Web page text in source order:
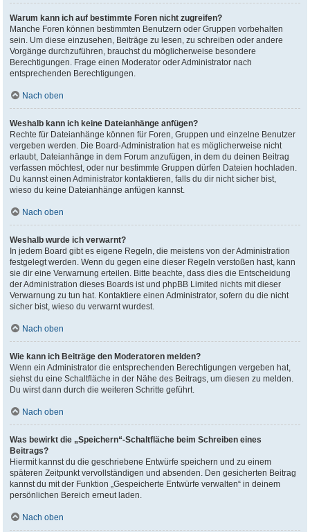
Warum kann ich auf bestimmte Foren nicht zugreifen?
Manche Foren können bestimmten Benutzern oder Gruppen vorbehalten
sein. Um diese einzusehen, Beiträge zu lesen, zu schreiben oder andere
Vorgänge durchzuführen, brauchst du möglicherweise besondere
Berechtigungen. Frage einen Moderator oder Administrator nach
entsprechenden Berechtigungen.
Nach oben
Weshalb kann ich keine Dateianhänge anfügen?
Rechte für Dateianhänge können für Foren, Gruppen und einzelne Benutzer
vergeben werden. Die Board-Administration hat es möglicherweise nicht
erlaubt, Dateianhänge in dem Forum anzufügen, in dem du deinen Beitrag
verfassen möchtest, oder nur bestimmte Gruppen dürfen Dateien hochladen.
Du kannst einen Administrator kontaktieren, falls du dir nicht sicher bist,
wieso du keine Dateianhänge anfügen kannst.
Nach oben
Weshalb wurde ich verwarnt?
In jedem Board gibt es eigene Regeln, die meistens von der Administration
festgelegt werden. Wenn du gegen eine dieser Regeln verstoßen hast, kann
sie dir eine Verwarnung erteilen. Bitte beachte, dass dies die Entscheidung
der Administration dieses Boards ist und phpBB Limited nichts mit dieser
Verwarnung zu tun hat. Kontaktiere einen Administrator, sofern du die nicht
sicher bist, wieso du verwarnt wurdest.
Nach oben
Wie kann ich Beiträge den Moderatoren melden?
Wenn ein Administrator die entsprechenden Berechtigungen vergeben hat,
siehst du eine Schaltfläche in der Nähe des Beitrags, um diesen zu melden.
Du wirst dann durch die weiteren Schritte geführt.
Nach oben
Was bewirkt die „Speichern“-Schaltfläche beim Schreiben eines
Beitrags?
Hiermit kannst du die geschriebene Entwürfe speichern und zu einem
späteren Zeitpunkt vervollständigen und absenden. Den gesicherten Beitrag
kannst du mit der Funktion „Gespeicherte Entwürfe verwalten“ in deinem
persönlichen Bereich erneut laden.
Nach oben